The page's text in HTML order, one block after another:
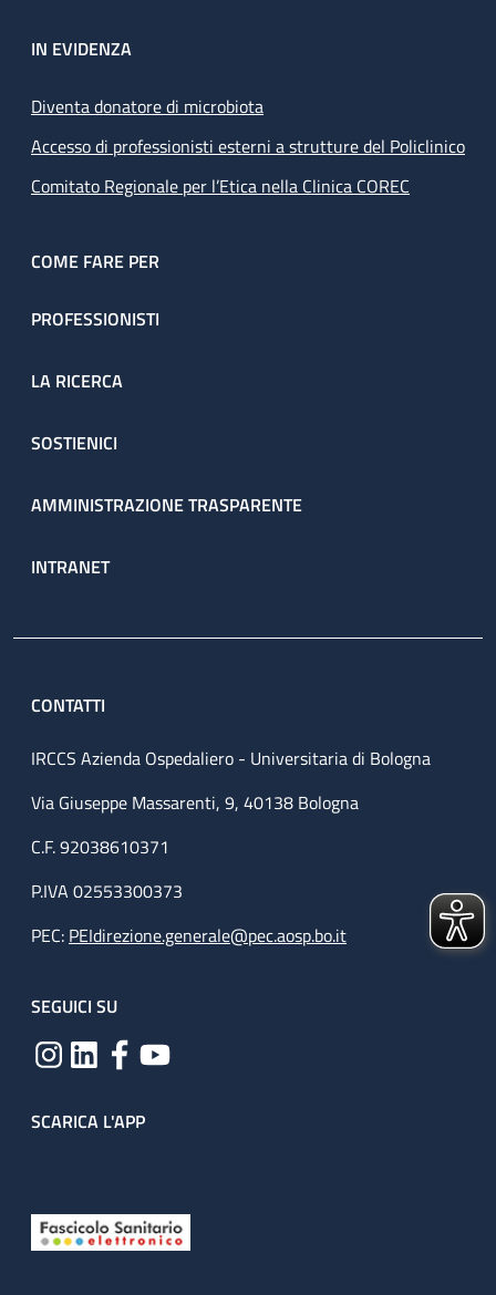
IN EVIDENZA
Diventa donatore di microbiota
Accesso di professionisti esterni a strutture del Policlinico
Comitato Regionale per l’Etica nella Clinica COREC
COME FARE PER
PROFESSIONISTI
LA RICERCA
SOSTIENICI
AMMINISTRAZIONE TRASPARENTE
INTRANET
CONTATTI
IRCCS Azienda Ospedaliero - Universitaria di Bologna
Via Giuseppe Massarenti, 9, 40138 Bologna
C.F. 92038610371
P.IVA 02553300373
PEC: PEIdirezione.generale@pec.aosp.bo.it
SEGUICI SU
SCARICA L'APP